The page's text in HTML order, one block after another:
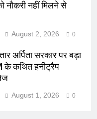
नौकरी नहीं मिलने से
August 2, 2026 0
अर्पिता सरकार पर बड़ा
के कथित हनीट्रैप
August 1, 2026 0